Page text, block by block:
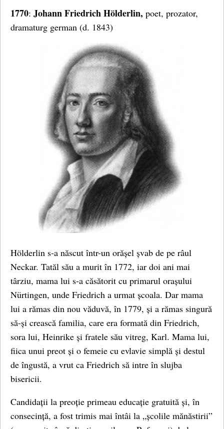
1770: Johann Friedrich Hölderlin, poet, prozator,
dramaturg german (d. 1843)
Hölderlin s-a născut într-un orășel șvab de pe râul
Neckar. Tatăl său a murit în 1772, iar doi ani mai
târziu, mama lui s-a căsătorit cu primarul orașului
Nürtingen, unde Friedrich a urmat școala. Dar mama
lui a rămas din nou văduvă, în 1779, și a rămas singură
să-și crească familia, care era formată din Friedrich,
sora lui, Heinrike și fratele său vitreg, Karl. Mama lui,
fiica unui preot și o femeie cu evlavie simplă și destul
de îngustă, a vrut ca Friedrich să intre în slujba
bisericii.
Candidații la preoție primeau educație gratuită și, în
consecință, a fost trimis mai întâi la „școlile mănăstirii”